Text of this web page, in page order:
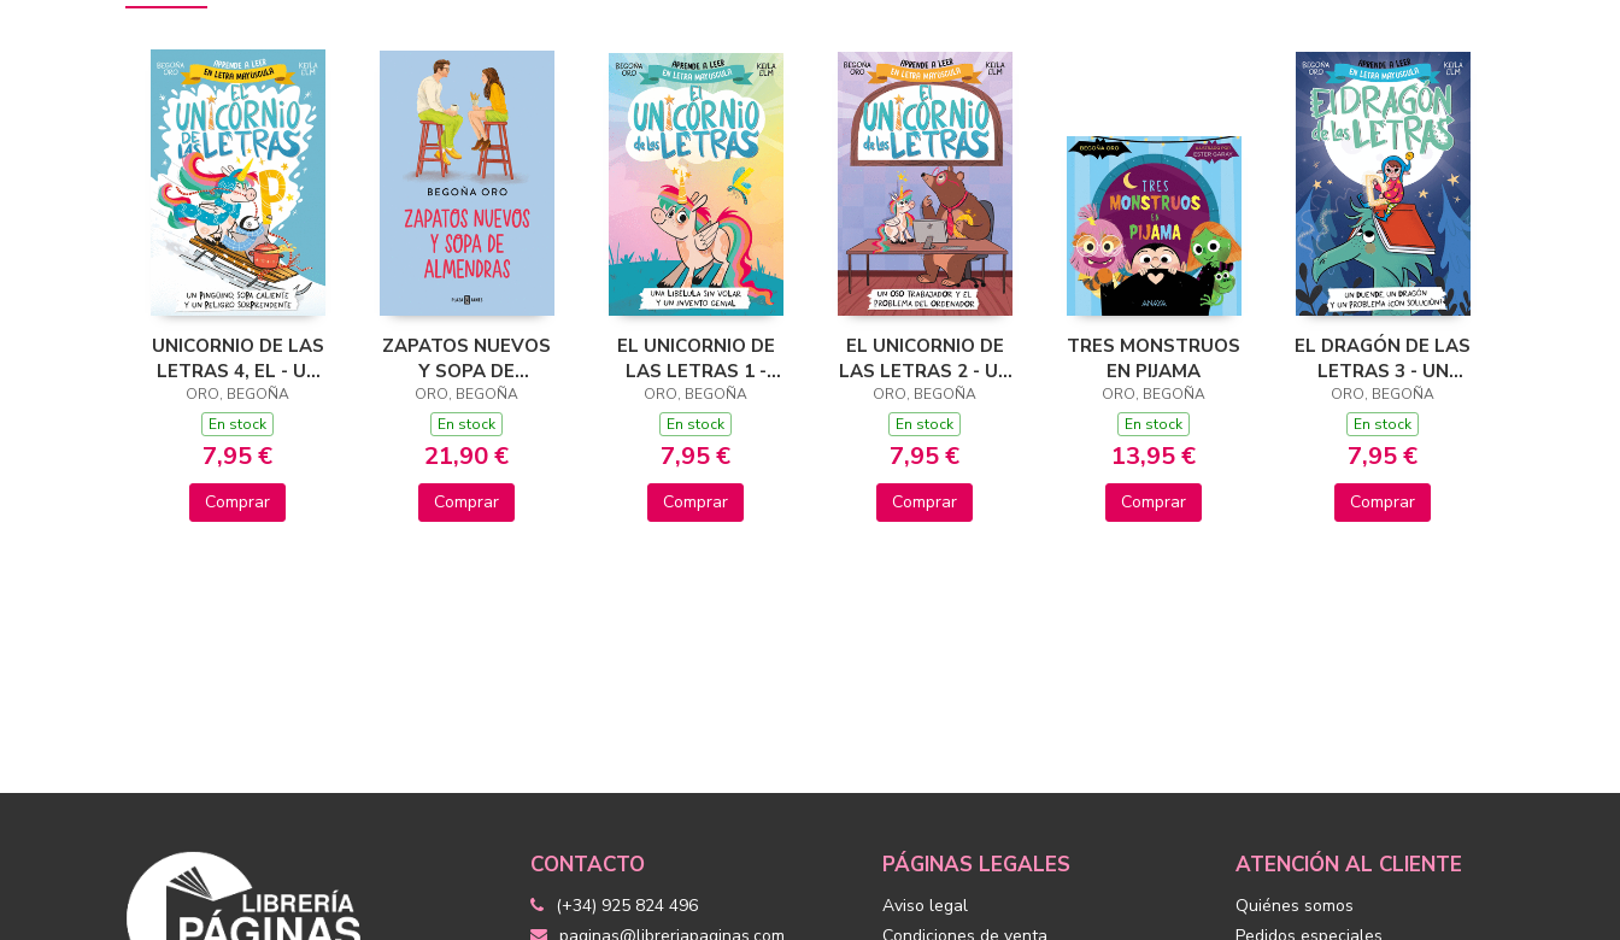
UNICORNIO DE LAS
LETRAS 4, EL - UN
PINGUINO, SOPA
CALIENTE Y UN
PELIGRO SORPREND
ORO, BEGOÑA
En stock
7,95 €
Comprar
ZAPATOS NUEVOS
Y SOPA DE
ALMENDRAS
ORO, BEGOÑA
En stock
21,90 €
Comprar
EL UNICORNIO DE
LAS LETRAS 1 -
UNA LIBÉLULA SIN
VOLAR Y UN
INVENTO GENIAL
ORO, BEGOÑA
En stock
7,95 €
Comprar
EL UNICORNIO DE
LAS LETRAS 2 - UN
OSO TRABAJADOR
Y EL PROBLEMA
DEL ORDENADOR
ORO, BEGOÑA
En stock
7,95 €
Comprar
TRES MONSTRUOS
EN PIJAMA
ORO, BEGOÑA
En stock
13,95 €
Comprar
EL DRAGÓN DE LAS
LETRAS 3 - UN
DUENDE, UN
DRAGÓN Y UN
PROBLEMA... ¿CON
SOLUCIÓN?
ORO, BEGOÑA
En stock
7,95 €
Comprar
CONTACTO
(+34) 925 824 496
PÁGINAS LEGALES
Aviso legal
ATENCIÓN AL CLIENTE
Quiénes somos